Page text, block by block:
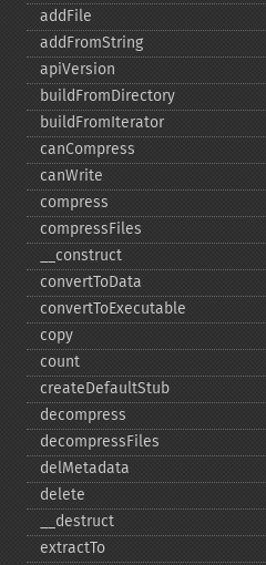
addFile
addFromString
apiVersion
buildFromDirectory
buildFromIterator
canCompress
canWrite
compress
compressFiles
_​_​construct
convertToData
convertToExecutable
copy
count
createDefaultStub
decompress
decompressFiles
delMetadata
delete
_​_​destruct
extractTo